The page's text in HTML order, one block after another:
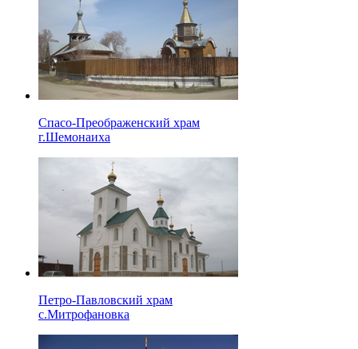
Спасо-Преображенский храм
г.Шемонаиха
Петро-Павловский храм
с.Митрофановка